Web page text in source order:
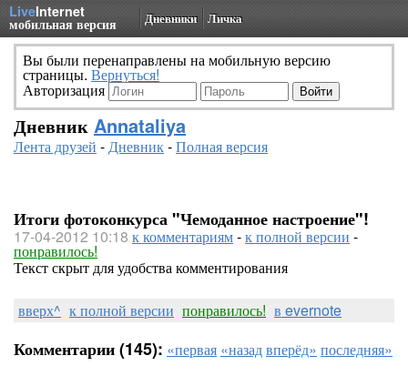
LiveInternet
мобильная версия Дневники Личка
Вы были перенаправлены на мобильную версию
страницы. Вернуться!
Авторизация
Дневник Annataliya
Лента друзей -Дневник-Полная версия
Итоги фотоконкурса "Чемоданное настроение"!
17-04-2012 10:18 к комментариям-к полной версии -
понравилось!
Текст скрыт для удобства комментирования
вверх^ к полной версии понравилось! в evernote
Комментарии (145): «первая «назадвперёд» последняя»